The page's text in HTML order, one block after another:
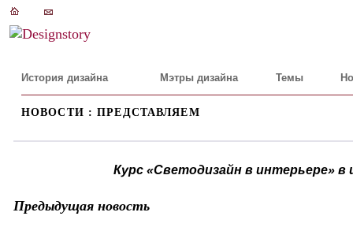
История дизайна Мэтры дизайна Темы
НОВОСТИ : ПРЕДСТАВЛЯЕМ
Курс «Светодизайн в интерьере» в
Предыдущая новость